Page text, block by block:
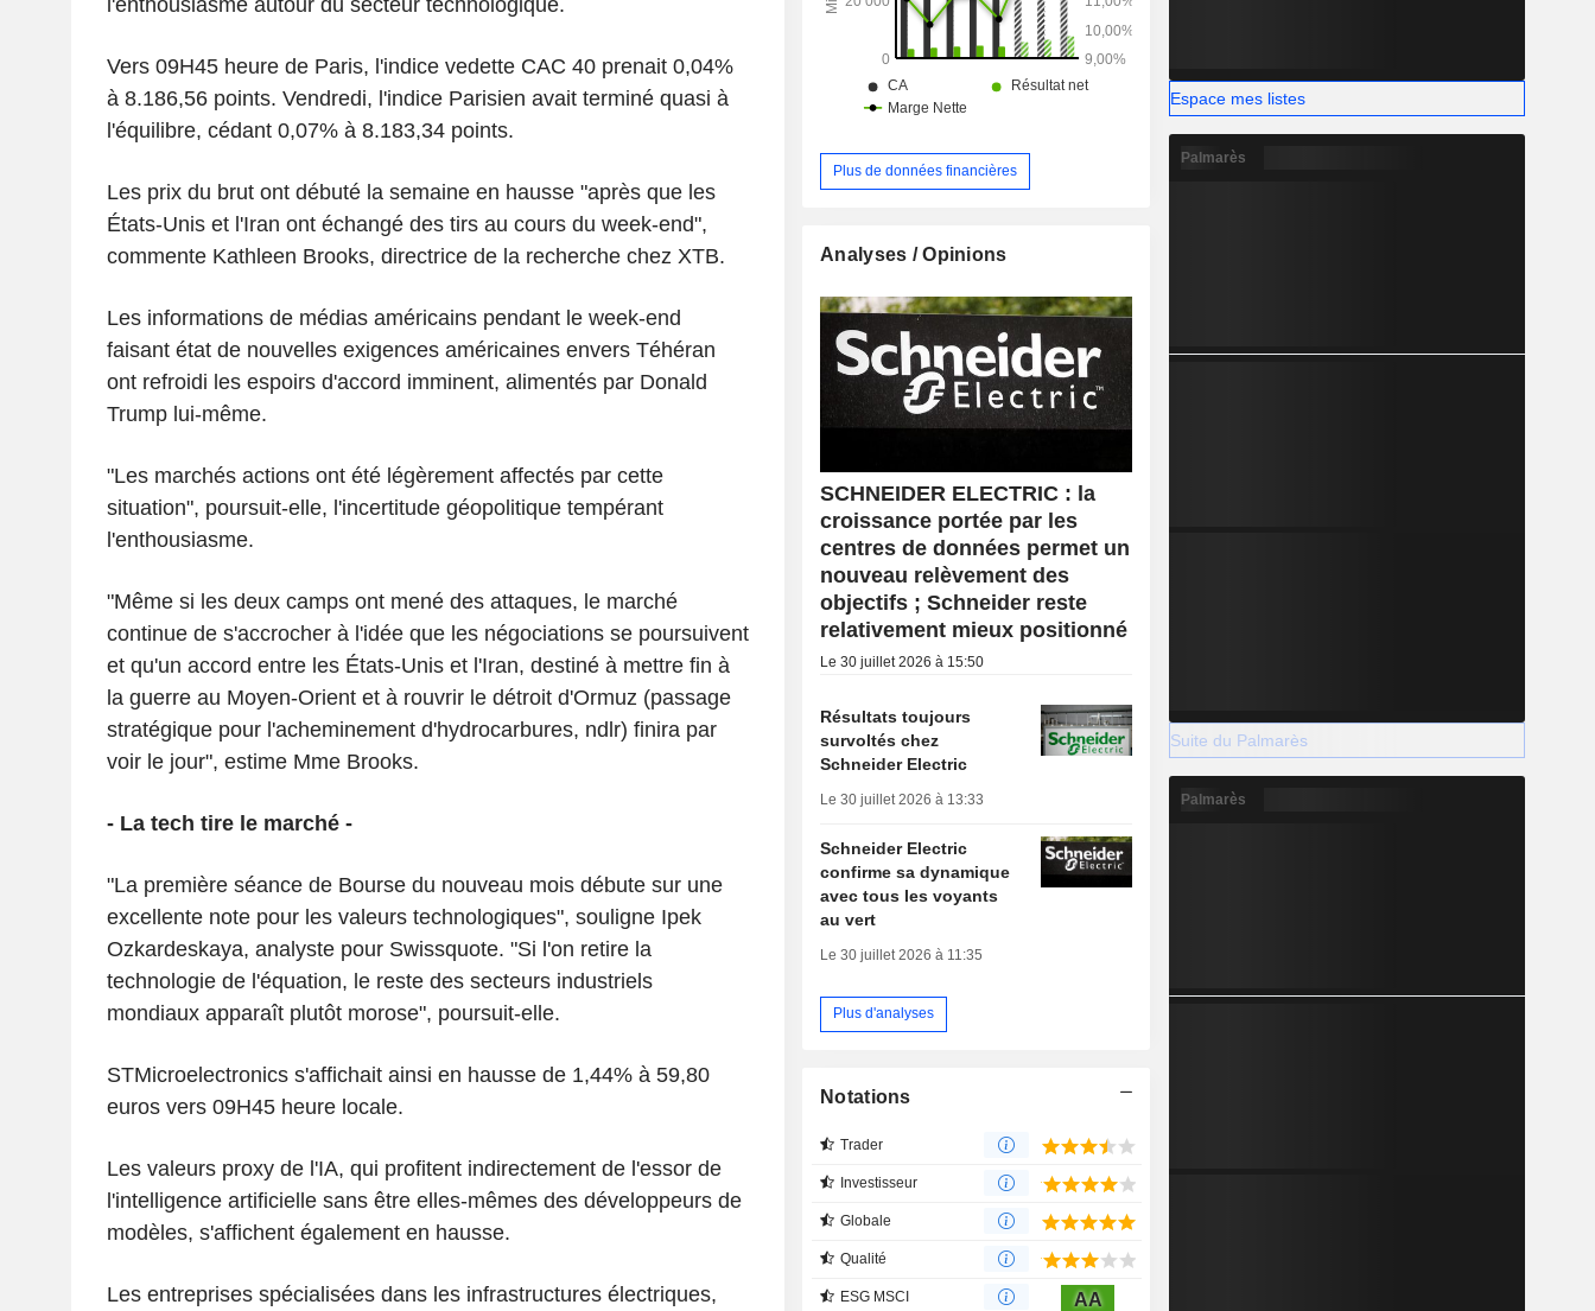
Vers 09H45 heure de Paris, l'indice vedette CAC 40 prenait 0,04%
à 8.186,56 points. Vendredi, l'indice Parisien avait terminé quasi à
l'équilibre, cédant 0,07% à 8.183,34 points.
Les prix du brut ont débuté la semaine en hausse "après que les
États-Unis et l'Iran ont échangé des tirs au cours du week-end",
commente Kathleen Brooks, directrice de la recherche chez XTB.
Les informations de médias américains pendant le week-end
faisant état de nouvelles exigences américaines envers Téhéran
ont refroidi les espoirs d'accord imminent, alimentés par Donald
Trump lui-même.
"Les marchés actions ont été légèrement affectés par cette
situation", poursuit-elle, l'incertitude géopolitique tempérant
l'enthousiasme.
"Même si les deux camps ont mené des attaques, le marché
continue de s'accrocher à l'idée que les négociations se poursuivent
et qu'un accord entre les États-Unis et l'Iran, destiné à mettre fin à
la guerre au Moyen-Orient et à rouvrir le détroit d'Ormuz (passage
stratégique pour l'acheminement d'hydrocarbures, ndlr) finira par
voir le jour", estime Mme Brooks.
- La tech tire le marché -
"La première séance de Bourse du nouveau mois débute sur une
excellente note pour les valeurs technologiques", souligne Ipek
Ozkardeskaya, analyste pour Swissquote. "Si l'on retire la
technologie de l'équation, le reste des secteurs industriels
mondiaux apparaît plutôt morose", poursuit-elle.
STMicroelectronics s'affichait ainsi en hausse de 1,44% à 59,80
euros vers 09H45 heure locale.
Les valeurs proxy de l'IA, qui profitent indirectement de l'essor de
l'intelligence artificielle sans être elles-mêmes des développeurs de
modèles, s'affichent également en hausse.
Les entreprises spécialisées dans les infrastructures électriques,
Plus de données financières
Analyses / Opinions
SCHNEIDER ELECTRIC : la
croissance portée par les
centres de données permet un
nouveau relèvement des
objectifs ; Schneider reste
relativement mieux positionné
Le 30 juillet 2026 à 15:50
Résultats toujours
survoltés chez
Schneider Electric
Le 30 juillet 2026 à 13:33
Schneider Electric
confirme sa dynamique
avec tous les voyants
au vert
Le 30 juillet 2026 à 11:35
Plus d'analyses
Notations
Trader
Investisseur
Globale
Qualité
ESG MSCI AA
Espace mes listes
Palmarès
Suite du Palmarès
Palmarès